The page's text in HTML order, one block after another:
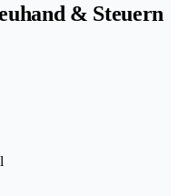
& Steuern